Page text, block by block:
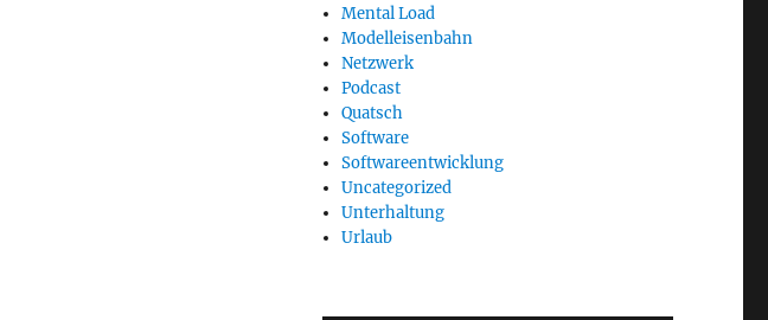
Mental Load
Modelleisenbahn
Netzwerk
Podcast
Quatsch
Software
Softwareentwicklung
Uncategorized
Unterhaltung
Urlaub